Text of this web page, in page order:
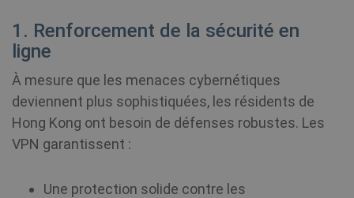
1. Renforcement de la sécurité en
ligne
À mesure que les menaces cybernétiques
deviennent plus sophistiquées, les résidents de
Hong Kong ont besoin de défenses robustes. Les
VPN garantissent :
Une protection solide contre les